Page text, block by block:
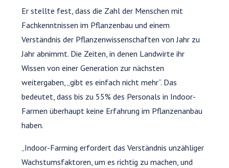
Er stellte fest, dass die Zahl der Menschen mit
Fachkenntnissen im Pflanzenbau und einem
Verständnis der Pflanzenwissenschaften von Jahr zu
Jahr abnimmt. Die Zeiten, in denen Landwirte ihr
Wissen von einer Generation zur nächsten
weitergaben, „gibt es einfach nicht mehr“. Das
bedeutet, dass bis zu 55% des Personals in Indoor-
Farmen überhaupt keine Erfahrung im Pflanzenanbau
haben.
„Indoor-Farming erfordert das Verständnis unzähliger
Wachstumsfaktoren, um es richtig zu machen, und